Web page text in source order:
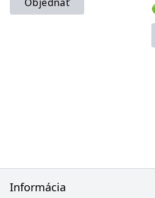
Informácia